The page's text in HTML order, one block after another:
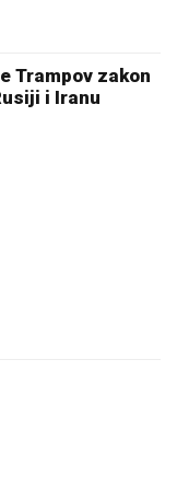
Trampov zakon
i Iranu